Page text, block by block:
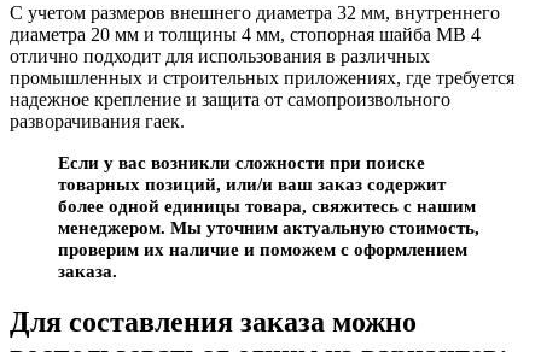
С учетом размеров внешнего диаметра 32 мм, внутреннего
диаметра 20 мм и толщины 4 мм, стопорная шайба MB 4
отлично подходит для использования в различных
промышленных и строительных приложениях, где требуется
надежное крепление и защита от самопроизвольного
разворачивания гаек.
Если у вас возникли сложности при поиске
товарных позиций, или/и ваш заказ содержит
более одной единицы товара, свяжитесь с нашим
менеджером. Мы уточним актуальную стоимость,
проверим их наличие и поможем с оформлением
заказа.
Для составления заказа можно